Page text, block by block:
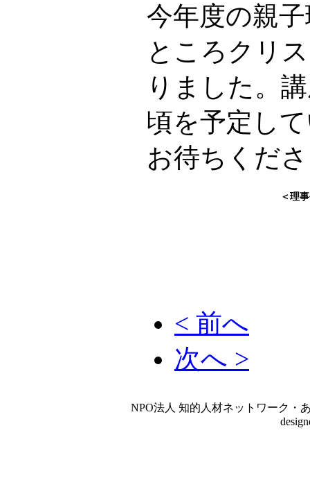
今年度の親
ところクリ
りました。
頃を予定し
お待ちくだ
＜理
< 前へ
次へ >
NPO法人 知的人材ネットワーク・